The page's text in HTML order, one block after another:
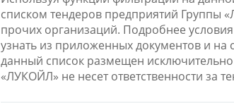
списком тендеров предприятий
прочих организаций. Подробнее
узнать из приложенных документов и
данный список размещен
«ЛУКОЙЛ» не несет ответственности за